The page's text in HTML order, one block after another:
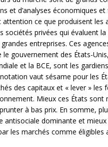
et d’analyses économiques et
attention ce que produisent les
sociétés privées qui évaluent la
entreprises. Ces
gouvernement des États-
et la BCE, sont les
vaut sésame pour les
des capitaux et « lever » les
Mieux ces États sont
à bas prix. En somme,
antisociale dominante et
les marchés comme éligibles